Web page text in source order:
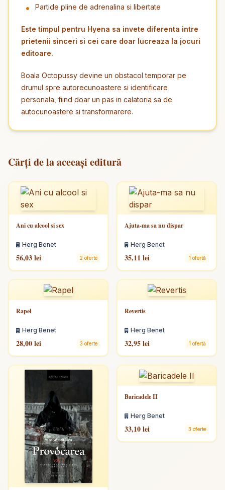
Partide pline de adrenalina si libertate
Este timpul pentru Hyena sa invete diferenta intre
prietenii sinceri si cei care doar lucreaza la jocuri
editoare.
Boala Octopussy devine un obstacol temporar pe
drumul spre autorecunoastere si identificare
personala, fiind doar un pas in calatoria sa de
autocunoastere si transformarere.
Cărți de la aceeași editură
Ani cu alcool si sex
Herg Benet
56,03 lei 2 oferte
Ajuta-ma sa nu dispar
Herg Benet
35,11 lei 1 ofertă
Rapel
Herg Benet
28,00 lei 3 oferte
Revertis
Herg Benet
32,95 lei 1 ofertă
Baricadele II
Herg Benet
33,10 lei 3 oferte